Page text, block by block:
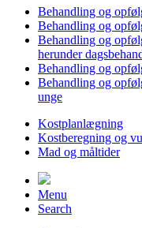
Behandling og
Behandling og
Behandling og
herunder
Behandling og
Behandling og
unge
Kostplanlægning
Kostberegning og
Mad og måltider
Menu
Search